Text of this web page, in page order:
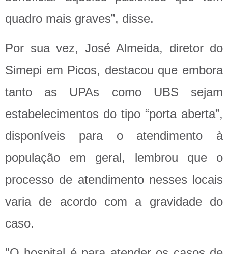
quadro mais graves”, disse.
Por sua vez, José Almeida, diretor do
Simepi em Picos, destacou que embora
tanto as UPAs como UBS sejam
estabelecimentos do tipo “porta aberta”,
disponíveis para o atendimento à
população em geral, lembrou que o
processo de atendimento nesses locais
varia de acordo com a gravidade do
caso.